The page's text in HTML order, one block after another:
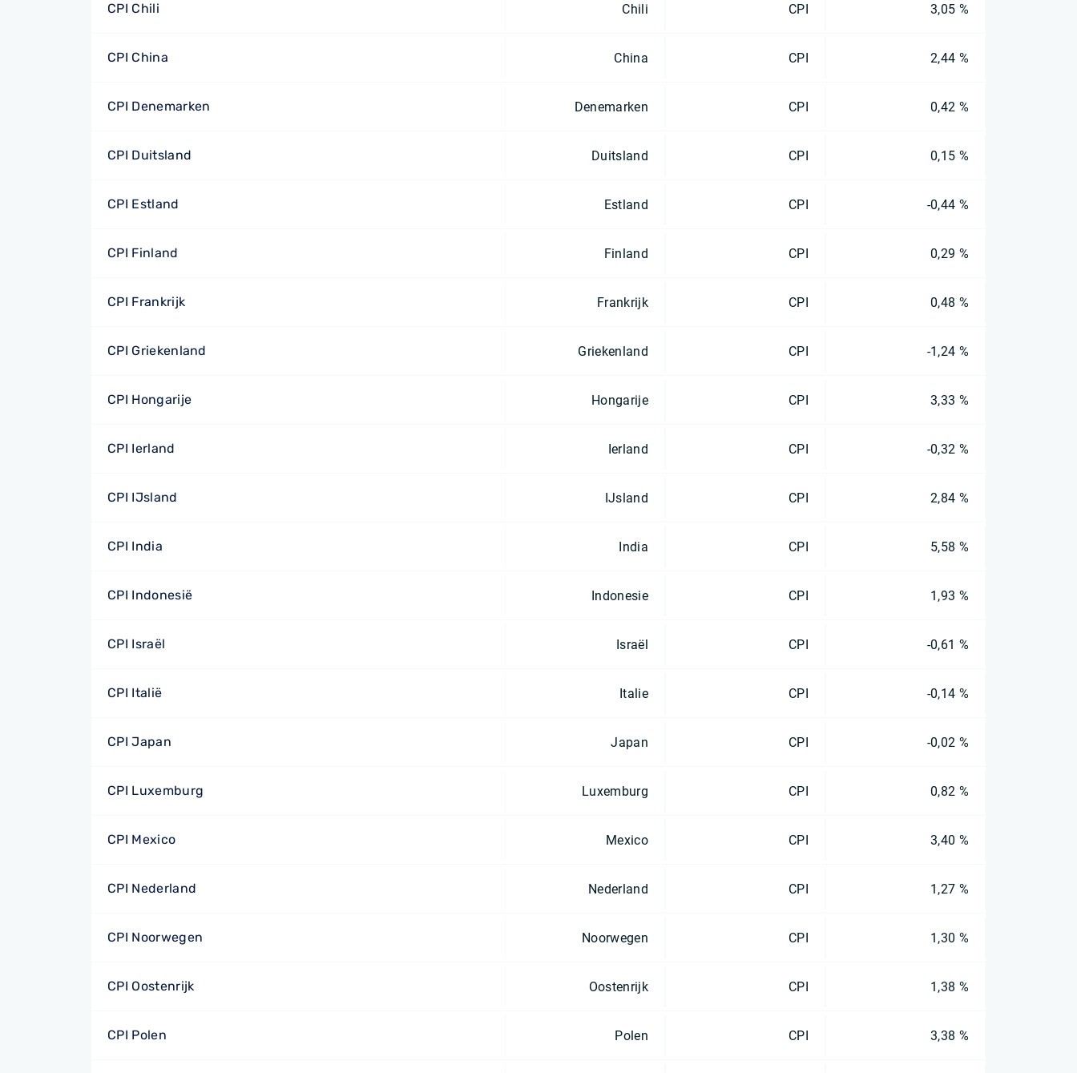
CPI Chili Chili CPI 3,05 %
CPI China China CPI 2,44 %
CPI Denemarken Denemarken CPI 0,42 %
CPI Duitsland Duitsland CPI 0,15 %
CPI Estland Estland CPI -0,44 %
CPI Finland Finland CPI 0,29 %
CPI Frankrijk Frankrijk CPI 0,48 %
CPI Griekenland Griekenland CPI -1,24 %
CPI Hongarije Hongarije CPI 3,33 %
CPI Ierland Ierland CPI -0,32 %
CPI IJsland IJsland CPI 2,84 %
CPI India India CPI 5,58 %
CPI Indonesië Indonesie CPI 1,93 %
CPI Israël Israël CPI -0,61 %
CPI Italië Italie CPI -0,14 %
CPI Japan Japan CPI -0,02 %
CPI Luxemburg Luxemburg CPI 0,82 %
CPI Mexico Mexico CPI 3,40 %
CPI Nederland Nederland CPI 1,27 %
CPI Noorwegen Noorwegen CPI 1,30 %
CPI Oostenrijk Oostenrijk CPI 1,38 %
CPI Polen Polen CPI 3,38 %